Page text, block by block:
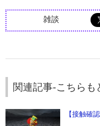
雑談
関連記事-こちらも
【接触確